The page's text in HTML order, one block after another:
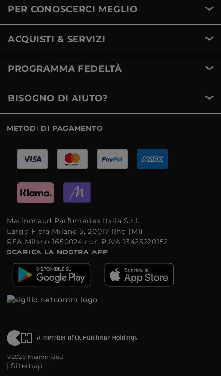
PER CONOSCERCI MEGLIO
ACQUISTI & SERVIZI
PROGRAMMA FEDELTÀ
BISOGNO DI AIUTO?
METODI DI PAGAMENTO
Marionnaud Parfumeries Italia S.r.l.
Largo Fiera Milano 5, 20017 Rho (MI)
REA Milano 1650024 con P.IVA 13425220152.
SCARICA LA NOSTRA APP
©2026 Marionnaud
| Sitemap